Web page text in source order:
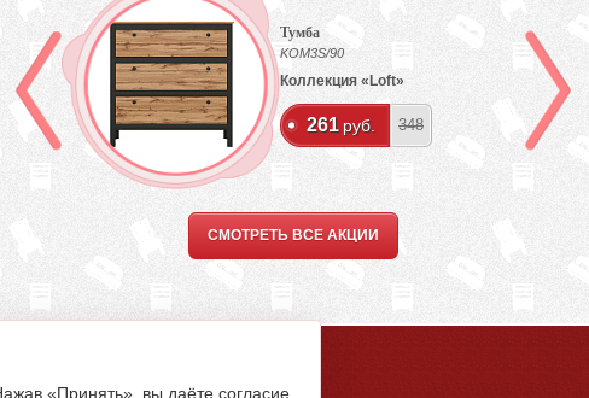
Тумба
KOM3S/90
Коллекция «Loft»
261 руб. 348
СМОТРЕТЬ ВСЕ АКЦИИ
«Принять», вы даёте согласие